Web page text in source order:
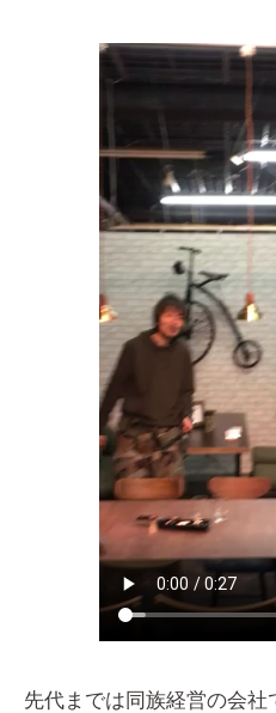
先代までは同族経営の会社